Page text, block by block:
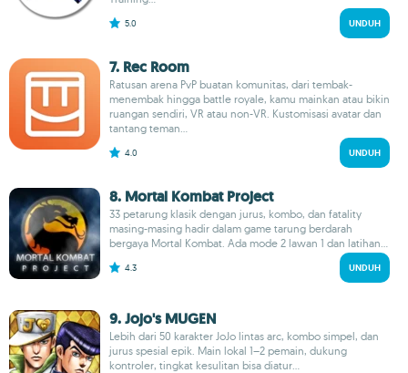
5.0 UNDUH
7. Rec Room
Ratusan arena PvP buatan komunitas, dari tembak-
menembak hingga battle royale, kamu mainkan atau bikin
ruangan sendiri, VR atau non-VR. Kustomisasi avatar dan
tantang teman...
4.0 UNDUH
8. Mortal Kombat Project
33 petarung klasik dengan jurus, kombo, dan fatality
masing-masing hadir dalam game tarung berdarah
bergaya Mortal Kombat. Ada mode 2 lawan 1 dan latihan...
4.3 UNDUH
9. Jojo's MUGEN
Lebih dari 50 karakter JoJo lintas arc, kombo simpel, dan
jurus spesial epik. Main lokal 1–2 pemain, dukung
kontroler, tingkat kesulitan bisa diatur...